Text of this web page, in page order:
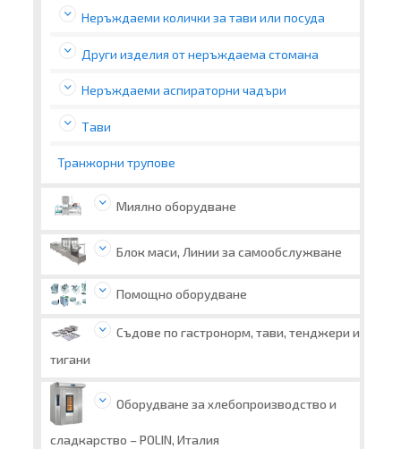
Неръждаеми колички за тави или посуда
Други изделия от неръждаема стомана
Неръждаеми аспираторни чадъри
Тави
Транжорни трупове
Миялно оборудване
Блок маси, Линии за самообслужване
Помощно оборудване
Съдове по гастронорм, тави, тенджери и
тигани
Оборудване за хлебопроизводство и
сладкарство – POLIN, Италия